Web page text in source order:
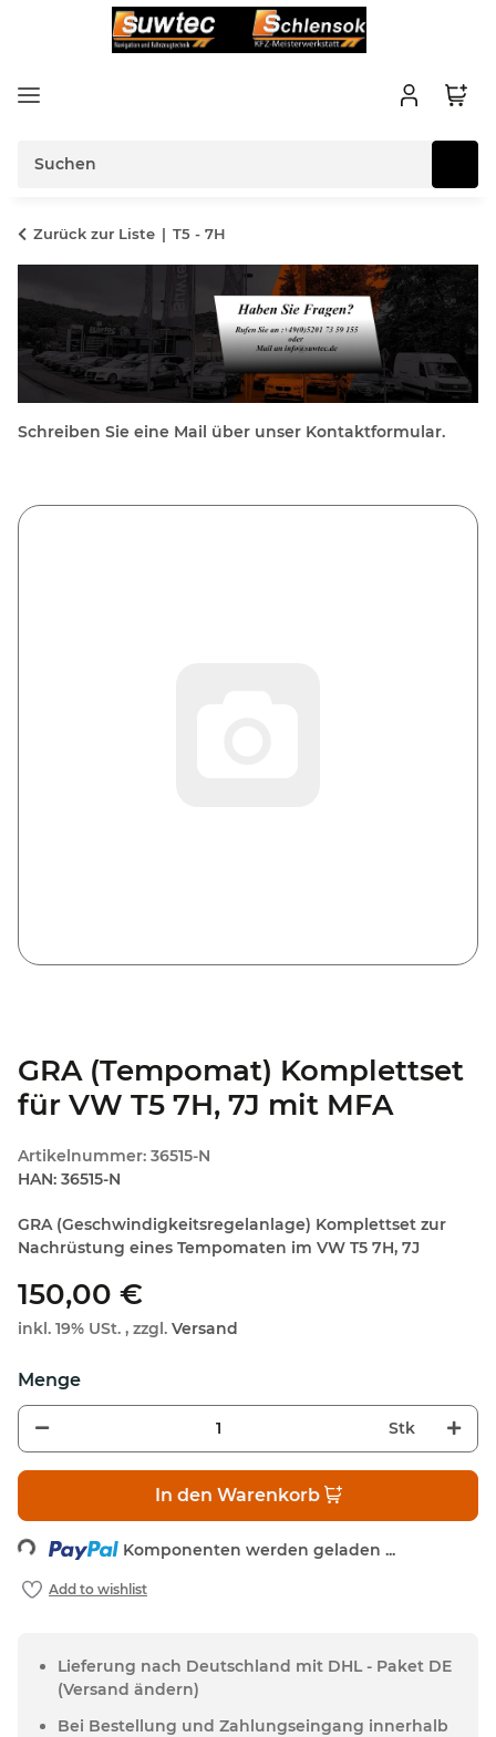
Zurück zur Liste T5 - 7H
Schreiben Sie eine Mail über unser Kontaktformular.
GRA (Tempomat) Komplettset
für VW T5 7H, 7J mit MFA
Artikelnummer: 36515-N
HAN: 36515-N
GRA (Geschwindigkeitsregelanlage) Komplettset zur
Nachrüstung eines Tempomaten im VW T5 7H, 7J
150,00 €
inkl. 19% USt. , zzgl. Versand
Stk
In den Warenkorb
Komponenten werden geladen ...
Lieferung nach Deutschland mit DHL - Paket DE
(Versand ändern)
Bei Bestellung und Zahlungseingang innerhalb